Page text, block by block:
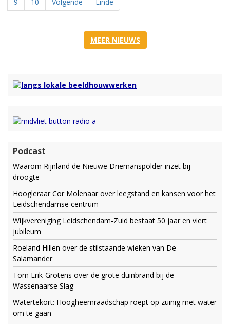
MEER NIEUWS
Podcast
Waarom Rijnland de Nieuwe Driemanspolder inzet bij
droogte
Hoogleraar Cor Molenaar over leegstand en kansen voor het
Leidschendamse centrum
Wijkvereniging Leidschendam-Zuid bestaat 50 jaar en viert
jubileum
Roeland Hillen over de stilstaande wieken van De
Salamander
Tom Erik-Grotens over de grote duinbrand bij de
Wassenaarse Slag
Watertekort: Hoogheemraadschap roept op zuinig met water
om te gaan